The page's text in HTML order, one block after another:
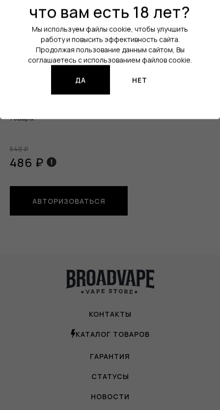
Товар:Ароматизатор
Бренд:QVKS
Линейка:QVKS MIX KONSTRUKT
Вкус:Грейпфрут / Виноград
товара.
540 ₽
486 ₽
АВТОРИЗОВАТЬСЯ
КОНТАКТЫ
КАТАЛОГ ТОВАРОВ
ГАРАНТИЯ
СТАТУСЫ
НОВОСТИ
что вам есть 18 лет?
Мы используем файлы cookie, чтобы улучшить
работу и повысить эффективность сайта.
Продолжая пользование данным сайтом, Вы
соглашаетесь с использованием файлов cookie.
ДА НЕТ